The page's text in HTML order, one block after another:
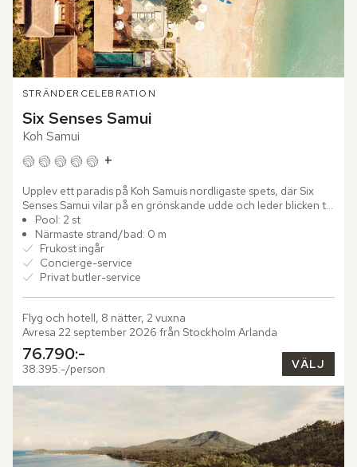
STRÄNDER CELEBRATION
Six Senses Samui
Koh Samui
+
Upplev ett paradis på Koh Samuis nordligaste spets, där Six
Senses Samui vilar på en grönskande udde och leder blicken till
Siambukten och dess närliggande öar. Där vågorna skimrar...
Pool: 2 st
Närmaste strand/bad: 0 m
Frukost ingår
Concierge-service
Privat butler-service
Flyg och hotell, 8 nätter, 2 vuxna
Avresa 22 september 2026 från Stockholm Arlanda
76.790:-
38.395:-/person VÄLJ